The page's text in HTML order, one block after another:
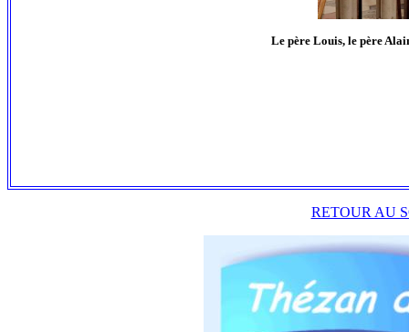
Le père Louis, le père
RETOUR AU